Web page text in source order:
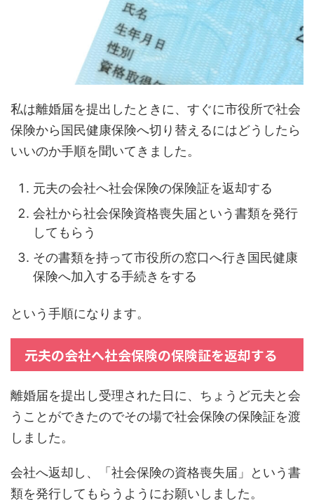
私は離婚届を提出したときに、すぐに市役所で社会
保険から国民健康保険へ切り替えるにはどうしたら
いいのか手順を聞いてきました。
元夫の会社へ社会保険の保険証を返却する
会社から社会保険資格喪失届という書類を発行
してもらう
その書類を持って市役所の窓口へ行き国民健康
保険へ加入する手続きをする
という手順になります。
元夫の会社へ社会保険の保険証を返却する
離婚届を提出し受理された日に、ちょうど元夫と会
うことができたのでその場で社会保険の保険証を渡
しました。
会社へ返却し、「社会保険の資格喪失届」という書
類を発行してもらうようにお願いしました。